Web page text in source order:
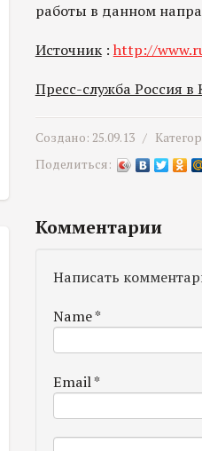
работы в данном
Источник: http://
Пресс-служба Россия в
Создано: 25.09.13 /
Поделиться:
Комментарии
Написать
Name*
Email*